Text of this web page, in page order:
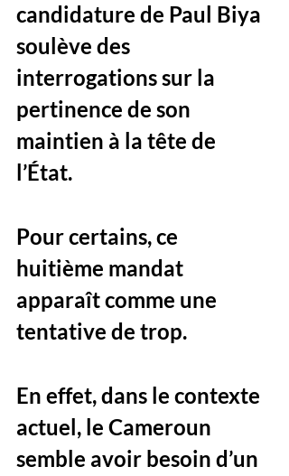
candidature de Paul Biya
soulève des
interrogations sur la
pertinence de son
maintien à la tête de
l’État.
Pour certains, ce
huitième mandat
apparaît comme une
tentative de trop.
En effet, dans le contexte
actuel, le Cameroun
semble avoir besoin d’un